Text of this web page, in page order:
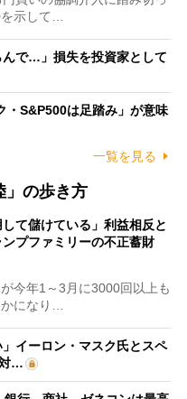
示して…
んで…」損失を投資家として
・S&P500は足踏み」が意味
一覧を見る
」の歩き方
して儲けている」利益相反と
プファミリーの不正蓄財
今年1～3月に3000回以上も
になり…
イーロン・マスク氏とスペ
対…